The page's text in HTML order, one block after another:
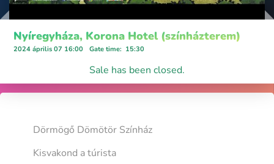
Nyíregyháza, Korona Hotel (színházterem)
2024 április 07 16:00 Gate time: 15:30
Sale has been closed.
Dörmögő Dömötör Színház
Kisvakond a túrista